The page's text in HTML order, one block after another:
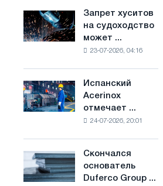
основе
водорода
во
конкуренцию
в
Запрет
хуситов
на
импорт
Саудовской
Запрет хуситов
на судоходство
может ...
23-07-2026, 04:16
Испанский
Acerinox
отмечает
положительную
втором
полугодии
Испанский
Acerinox
отмечает ...
24-07-2026, 20:01
Скончался
основатель
Duferco
Скончался
основатель
Duferco Group ...